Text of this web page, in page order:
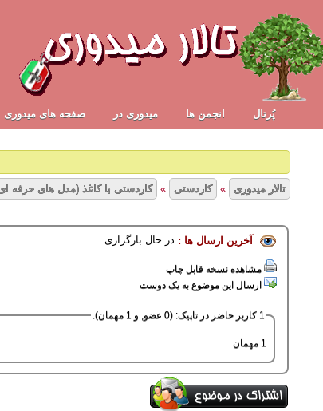
پُرتال انجمن ها ميدوری در صفحه های میدوری
تالار میدوری » کاردستی » کاردستی با کاغذ (مدل های حرفه
آخرین ارسال ها : در حال بارگزاری ...
مشاهده نسخه قابل چاپ
ارسال این موضوع به یک دوست
1 کاربر حاضر در تاپیک: (0 عضو, و 1 مهمان).
1 مهمان